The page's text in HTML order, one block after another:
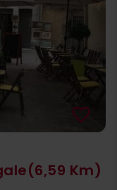
(6,59 Km)
favorite_border